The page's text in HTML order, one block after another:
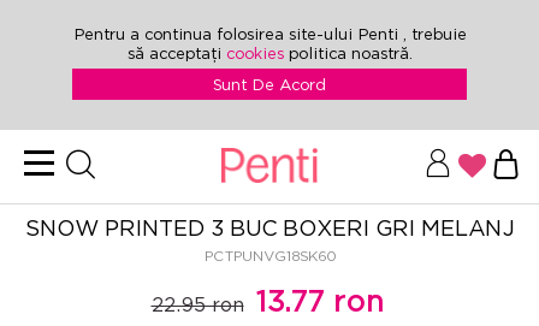
Pentru a continua folosirea site-ului Penti , trebuie
să acceptați cookies politica noastră.
Sunt De Acord
SNOW PRINTED 3 BUC BOXERI GRI MELANJ
PCTPUNVG18SK60
22.95 ron 13.77 ron